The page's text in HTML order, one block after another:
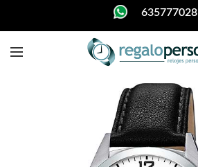
635777028